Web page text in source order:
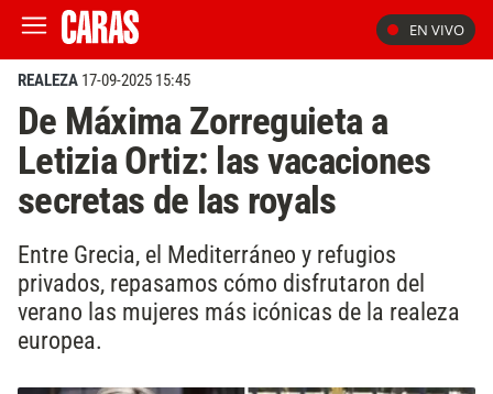
EN VIVO
REALEZA 17-09-2025 15:45
De Máxima Zorreguieta a
Letizia Ortiz: las vacaciones
secretas de las royals
Entre Grecia, el Mediterráneo y refugios
privados, repasamos cómo disfrutaron del
verano las mujeres más icónicas de la realeza
europea.